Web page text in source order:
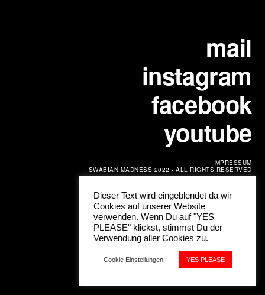
mail
instagram
facebook
youtube
IMPRESSUM
SWABIAN MADNESS 2022 - ALL RIGHTS RESERVED
Dieser Text wird eingeblendet da wir
Cookies auf unserer Website
verwenden. Wenn Du auf "YES
PLEASE" klickst, stimmst Du der
Verwendung aller Cookies zu.
Cookie Einstellungen YES PLEASE